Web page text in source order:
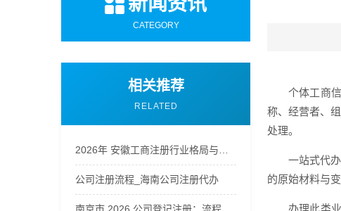
CATEGORY
相关推荐
RELATED
公司注册流程_海南公司注册代办
个体工商
称、经营者、
处理。
一站式代
的原始材料与
办理此类